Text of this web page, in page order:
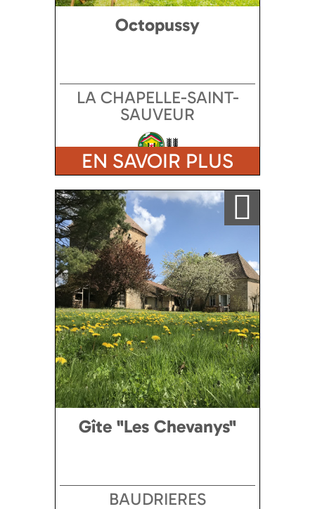
Octopussy
LA CHAPELLE-SAINT-
SAUVEUR
EN SAVOIR PLUS
Ajouter a ma sélection
Gîte "Les Chevanys"
BAUDRIERES